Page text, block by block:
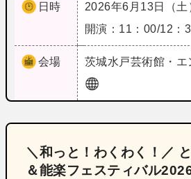
日時
2026年6月13日（土
開演：11：00/12：
会場 茨城水戸芸術館・
＼和っと！わくわく！／
＆能楽フェスティバル